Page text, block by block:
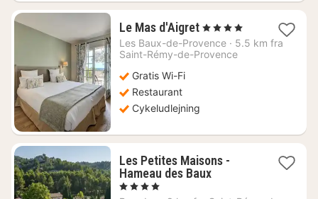
Le Mas d'Aigret1
nat
fra
, 4 Stjerner
Les Baux-de-Provence · 5.5 km fra
Saint-Rémy-de-Provence
Gratis Wi-Fi
Restaurant
Cykeludlejning
Les Petites Maisons -
Hameau des Baux1
, 4 Stjerner